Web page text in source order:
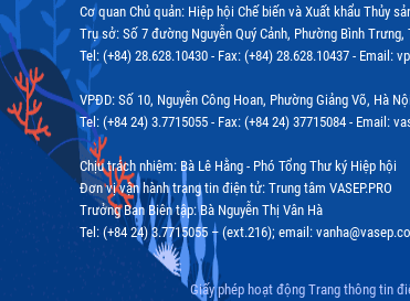
Cơ quan Chủ quản: Hiệp hội Chế biến và Xuất khẩu Thủy
Trụ sở: Số 7 đường Nguyễn Quý Cảnh, Phường Bình Trưng,
Tel: (+84) 28.628.10430 - Fax: (+84) 28.628.10437 - Email:
VPĐD: Số 10, Nguyễn Công Hoan, Phường Giảng Võ, Hà Nội
Tel: (+84 24) 3.7715055 - Fax: (+84 24) 37715084 - Email:
Chịu trách nhiệm: Bà Lê Hằng - Phó Tổng Thư ký Hiệp hội
Đơn vị vận hành trang tin điện tử: Trung tâm VASEP.PRO
Trưởng Ban Biên tập: Bà Nguyễn Thị Vân Hà
Tel: (+84 24) 3.7715055 – (ext.216); email:
Giấy phép hoạt động Trang thông tin